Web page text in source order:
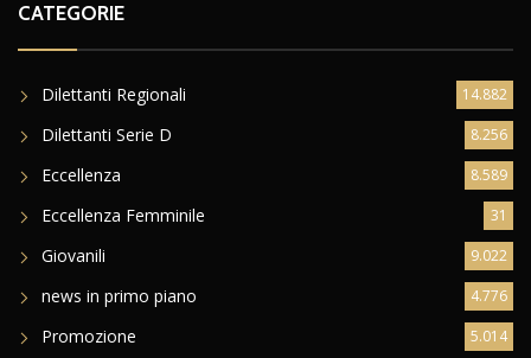
CATEGORIE
Dilettanti Regionali 14.882
Dilettanti Serie D 8.256
Eccellenza 8.589
Eccellenza Femminile 31
Giovanili 9.022
news in primo piano 4.776
Promozione 5.014